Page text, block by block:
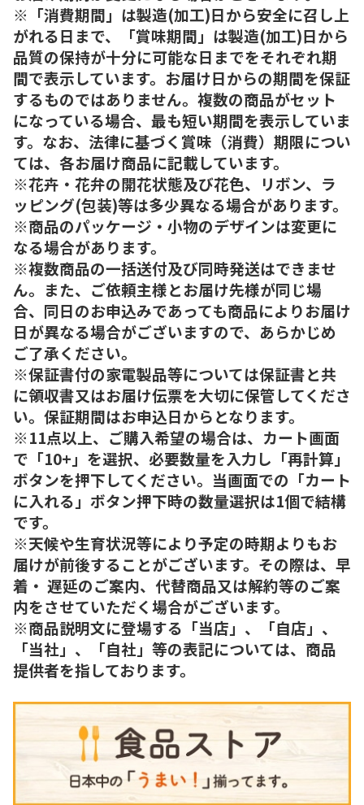
※「消費期間」は製造(加工)日から安全に召し上
がれる日まで、「賞味期間」は製造(加工)日から
品質の保持が十分に可能な日までをそれぞれ期
間で表示しています。お届け日からの期間を保証
するものではありません。複数の商品がセット
になっている場合、最も短い期間を表示していま
す。なお、法律に基づく賞味（消費）期限につい
ては、各お届け商品に記載しています。
※花卉・花弁の開花状態及び花色、リボン、ラ
ッピング(包装)等は多少異なる場合があります。
※商品のパッケージ・小物のデザインは変更に
なる場合があります。
※複数商品の一括送付及び同時発送はできませ
ん。また、ご依頼主様とお届け先様が同じ場
合、同日のお申込みであっても商品によりお届け
日が異なる場合がございますので、あらかじめ
ご了承ください。
※保証書付の家電製品等については保証書と共
に領収書又はお届け伝票を大切に保管してくださ
い。保証期間はお申込日からとなります。
※11点以上、ご購入希望の場合は、カート画面
で「10+」を選択、必要数量を入力し「再計算」
ボタンを押下してください。当画面での「カート
に入れる」ボタン押下時の数量選択は1個で結構
です。
※天候や生育状況等により予定の時期よりもお
届けが前後することがございます。その際は、早
着・ 遅延のご案内、代替商品又は解約等のご案
内をさせていただく場合がございます。
※商品説明文に登場する「当店」、「自店」、
「当社」、「自社」等の表記については、商品
提供者を指しております。